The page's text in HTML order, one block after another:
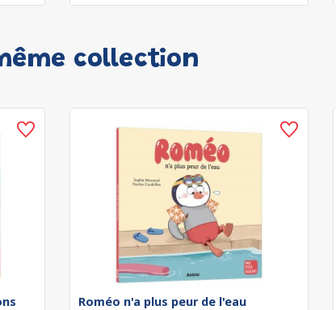
collection
Roméo n'a plus peur de l'eau